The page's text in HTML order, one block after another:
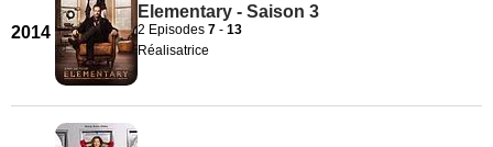
2014
Elementary - Saison 3
2 Episodes 7 - 13
Réalisatrice